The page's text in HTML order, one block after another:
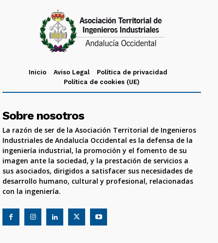
Inicio Aviso Legal
Política de privacidad
Política de cookies (UE)
Sobre nosotros
La razón de ser de la Asociación Territorial de Ingenieros
Industriales de Andalucía Occidental es la defensa de la
ingeniería industrial, la promoción y el fomento de su
imagen ante la sociedad, y la prestación de servicios a
sus asociados, dirigidos a satisfacer sus necesidades de
desarrollo humano, cultural y profesional, relacionadas
con la ingeniería.